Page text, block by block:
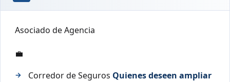
Asociado de Agencia
💼
Corredor de Seguros Quienes deseen ampliar